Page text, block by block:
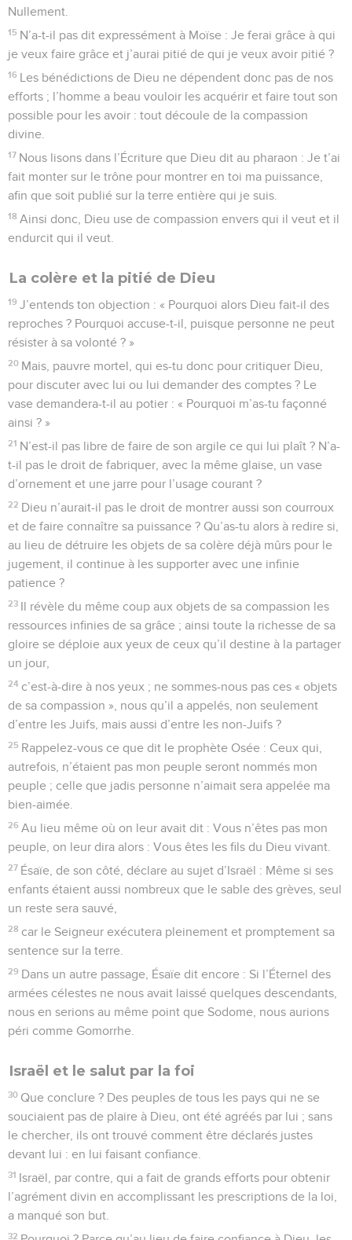
Nullement.
15 N’a-t-il pas dit expressément à Moïse : Je ferai grâce à qui
je veux faire grâce et j’aurai pitié de qui je veux avoir pitié ?
16 Les bénédictions de Dieu ne dépendent donc pas de nos
efforts ; l’homme a beau vouloir les acquérir et faire tout son
possible pour les avoir : tout découle de la compassion
divine.
17 Nous lisons dans l’Écriture que Dieu dit au pharaon : Je t’ai
fait monter sur le trône pour montrer en toi ma puissance,
afin que soit publié sur la terre entière qui je suis.
18 Ainsi donc, Dieu use de compassion envers qui il veut et il
endurcit qui il veut.
La colère et la pitié de Dieu
19 J’entends ton objection : « Pourquoi alors Dieu fait-il des
reproches ? Pourquoi accuse-t-il, puisque personne ne peut
résister à sa volonté ? »
20 Mais, pauvre mortel, qui es-tu donc pour critiquer Dieu,
pour discuter avec lui ou lui demander des comptes ? Le
vase demandera-t-il au potier : « Pourquoi m’as-tu façonné
ainsi ? »
21 N’est-il pas libre de faire de son argile ce qui lui plaît ? N’a-
t-il pas le droit de fabriquer, avec la même glaise, un vase
d’ornement et une jarre pour l’usage courant ?
22 Dieu n’aurait-il pas le droit de montrer aussi son courroux
et de faire connaître sa puissance ? Qu’as-tu alors à redire si,
au lieu de détruire les objets de sa colère déjà mûrs pour le
jugement, il continue à les supporter avec une infinie
patience ?
23 Il révèle du même coup aux objets de sa compassion les
ressources infinies de sa grâce ; ainsi toute la richesse de sa
gloire se déploie aux yeux de ceux qu’il destine à la partager
un jour,
24 c’est-à-dire à nos yeux ; ne sommes-nous pas ces « objets
de sa compassion », nous qu’il a appelés, non seulement
d’entre les Juifs, mais aussi d’entre les non-Juifs ?
25 Rappelez-vous ce que dit le prophète Osée : Ceux qui,
autrefois, n’étaient pas mon peuple seront nommés mon
peuple ; celle que jadis personne n’aimait sera appelée ma
bien-aimée.
26 Au lieu même où on leur avait dit : Vous n’êtes pas mon
peuple, on leur dira alors : Vous êtes les fils du Dieu vivant.
27 Ésaïe, de son côté, déclare au sujet d’Israël : Même si ses
enfants étaient aussi nombreux que le sable des grèves, seul
un reste sera sauvé,
28 car le Seigneur exécutera pleinement et promptement sa
sentence sur la terre.
29 Dans un autre passage, Ésaïe dit encore : Si l’Éternel des
armées célestes ne nous avait laissé quelques descendants,
nous en serions au même point que Sodome, nous aurions
péri comme Gomorrhe.
Israël et le salut par la foi
30 Que conclure ? Des peuples de tous les pays qui ne se
souciaient pas de plaire à Dieu, ont été agréés par lui ; sans
le chercher, ils ont trouvé comment être déclarés justes
devant lui : en lui faisant confiance.
31 Israël, par contre, qui a fait de grands efforts pour obtenir
l’agrément divin en accomplissant les prescriptions de la loi,
a manqué son but.
32